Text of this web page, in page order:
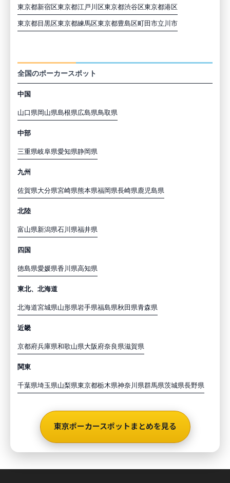
東京都新宿区東京都江戸川区東京都渋谷区東京都港区
東京都目黒区東京都練馬区東京都豊島区町田市立川市
全国のポーカースポット
中国
山口県岡山県島根県広島県鳥取県
中部
三重県岐阜県愛知県静岡県
九州
佐賀県大分県宮崎県熊本県福岡県長崎県鹿児島県
北陸
富山県新潟県石川県福井県
四国
徳島県愛媛県香川県高知県
東北、北海道
北海道宮城県山形県岩手県福島県秋田県青森県
近畿
京都府兵庫県和歌山県大阪府奈良県滋賀県
関東
千葉県埼玉県山梨県東京都栃木県神奈川県群馬県茨城県長野県
東京ポーカースポットまとめを見る